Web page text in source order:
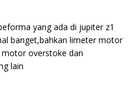
yang ada di jupiter z1
banget,bahkan limeter motor
overstoke dan
lain